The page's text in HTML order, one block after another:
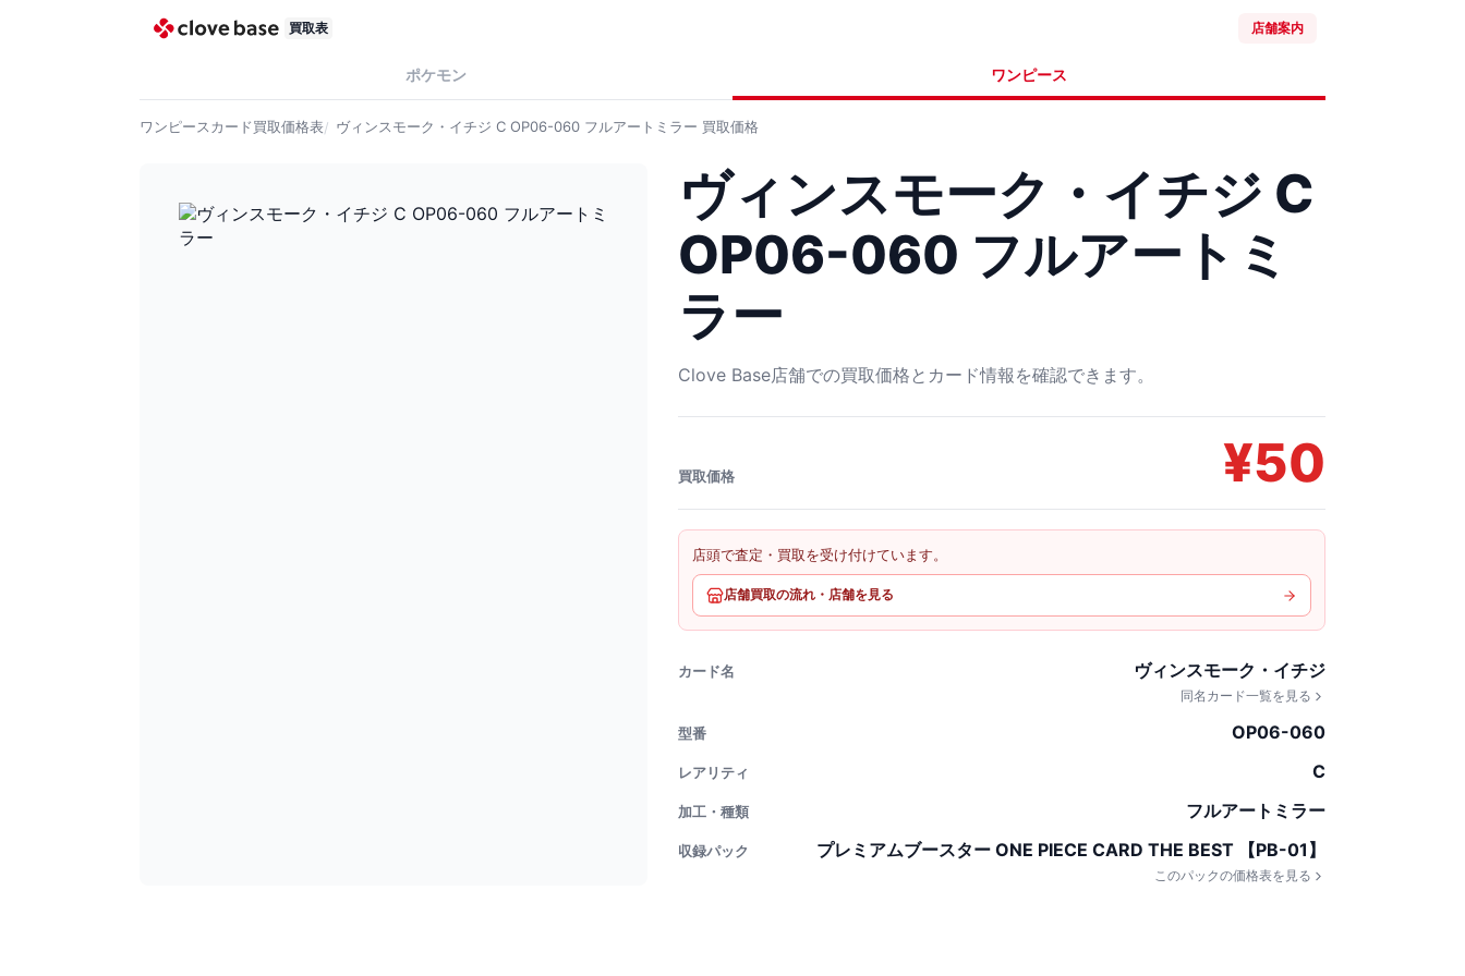
買取表 店舗案内
ポケモン ワンピース
ワンピースカード買取価格表 ヴィンスモーク・イチジ C OP06-060 フルアートミラー 買取価格
ヴィンスモーク・イチジ C
OP06-060 フルアートミ
ラー
Clove Base店舗での買取価格とカード情報を確認できます。
買取価格 ¥50
店頭で査定・買取を受け付けています。
店舗買取の流れ・店舗を見る
カード名 ヴィンスモーク・イチジ
同名カード一覧を見る
型番 OP06-060
レアリティ C
加工・種類 フルアートミラー
収録パック プレミアムブースター ONE PIECE CARD THE BEST 【PB-01】
このパックの価格表を見る